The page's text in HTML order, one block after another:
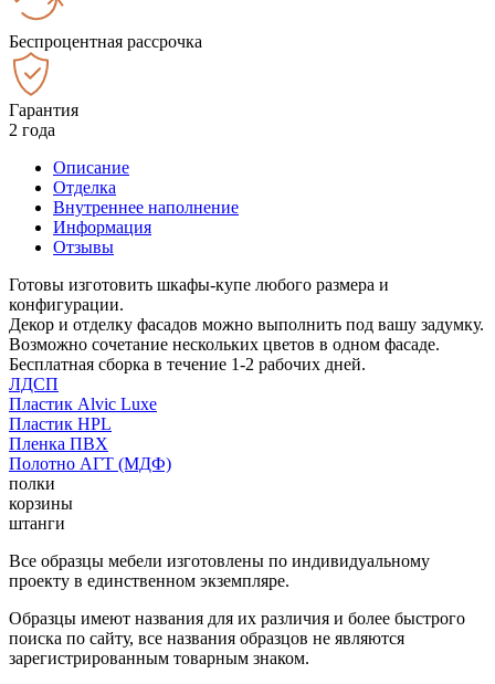
Беспроцентная рассрочка
Гарантия
2 года
Описание
Отделка
Внутреннее наполнение
Информация
Отзывы
Готовы изготовить шкафы-купе любого размера и
конфигурации.
Декор и отделку фасадов можно выполнить под вашу задумку.
Возможно сочетание нескольких цветов в одном фасаде.
Бесплатная сборка в течение 1-2 рабочих дней.
ЛДСП
Пластик Alvic Luxe
Пластик HPL
Пленка ПВХ
Полотно АГТ (МДФ)
полки
корзины
штанги
Все образцы мебели изготовлены по индивидуальному
проекту в единственном экземпляре.
Образцы имеют названия для их различия и более быстрого
поиска по сайту, все названия образцов не являются
зарегистрированным товарным знаком.